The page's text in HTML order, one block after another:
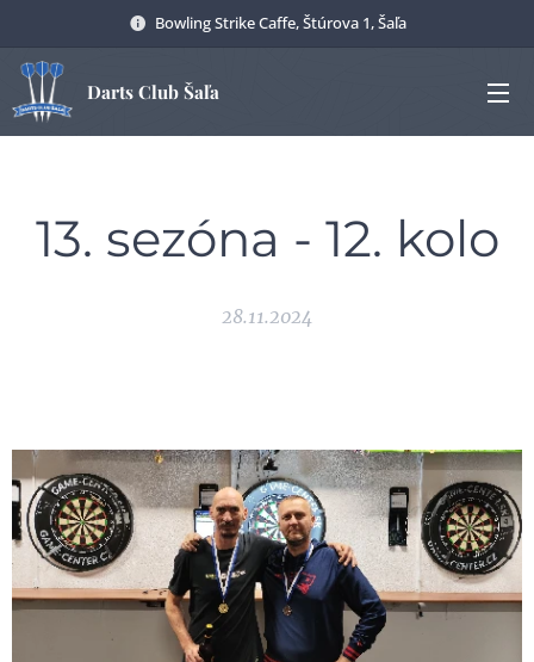
Bowling Strike Caffe, Štúrova 1, Šaľa
Darts Club Šaľa
13. sezóna - 12. kolo
28.11.2024